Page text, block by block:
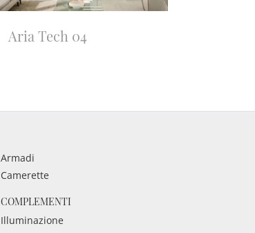
Aria Tech 04
Armadi
Camerette
COMPLEMENTI
Illuminazione